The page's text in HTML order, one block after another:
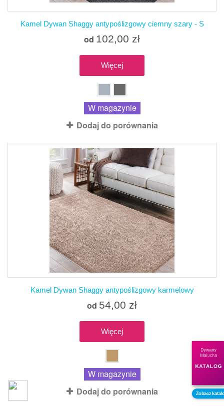
Kamel Dywan Shaggy antypoślizgowy ciemny szary - S
od 102,00 zł
Więcej
W magazynie
Dodaj do porównania
Kamel Dywan Shaggy antypoślizgowy karmelowy
od 54,00 zł
Więcej
W magazynie
Dodaj do porównania
Dywany
Malucha
KATALOG
Zobacz